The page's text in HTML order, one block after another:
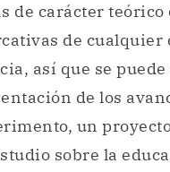
de carácter teórico
de cualquier
así que se
de los
un
sobre la